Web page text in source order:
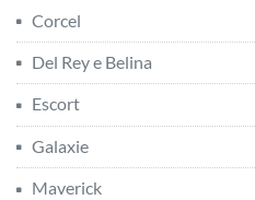
Corcel
Del Rey e Belina
Escort
Galaxie
Maverick